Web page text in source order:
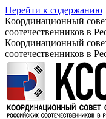
Перейти к содержанию
Координационный
соотечественников в
Координационный
соотечественников в